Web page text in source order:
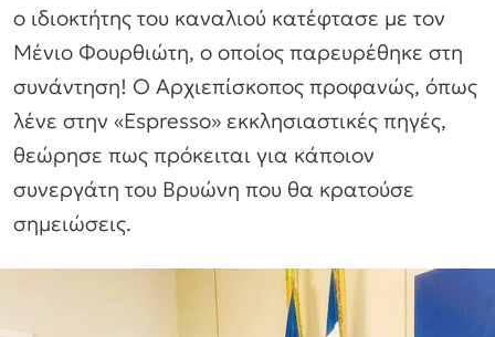
ο ιδιοκτήτης του καναλιού κατέφτασε με τον
Μένιο Φουρθιώτη, ο οποίος παρευρέθηκε στη
συνάντηση! Ο Αρχιεπίσκοπος προφανώς, όπως
λένε στην «Espresso» εκκλησιαστικές πηγές,
θεώρησε πως πρόκειται για κάποιον
συνεργάτη του Βρυώνη που θα κρατούσε
σημειώσεις.